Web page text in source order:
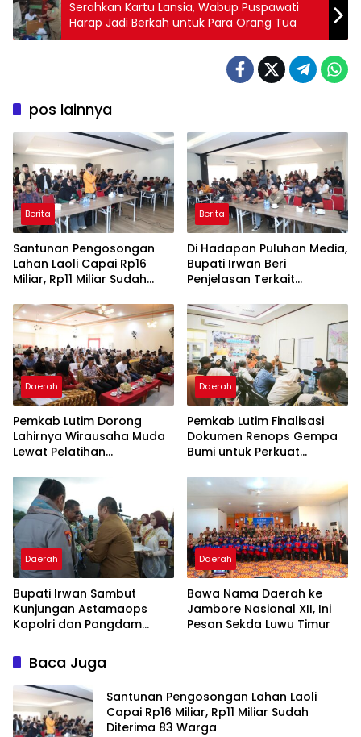
Serahkan Kartu Lansia, Wabup Puspawati
Harap Jadi Berkah untuk Para Orang Tua
pos lainnya
Berita
Santunan Pengosongan
Lahan Laoli Capai Rp16
Miliar, Rp11 Miliar Sudah
Berita
Di Hadapan Puluhan Media,
Bupati Irwan Beri
Penjelasan Terkait
Daerah
Pemkab Lutim Dorong
Lahirnya Wirausaha Muda
Lewat Pelatihan
Daerah
Pemkab Lutim Finalisasi
Dokumen Renops Gempa
Bumi untuk Perkuat
Daerah
Bupati Irwan Sambut
Kunjungan Astamaops
Kapolri dan Pangdam
Timur
Daerah
Bawa Nama Daerah ke
Jambore Nasional XII, Ini
Pesan Sekda Luwu Timur
Baca Juga
Santunan Pengosongan Lahan Laoli
Capai Rp16 Miliar, Rp11 Miliar Sudah
Diterima 83 Warga